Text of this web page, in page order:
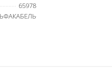
65978